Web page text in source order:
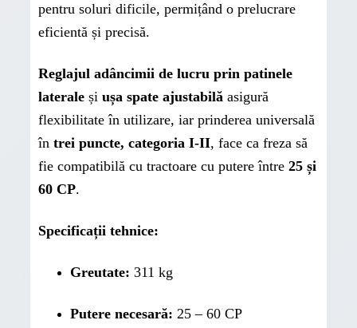
pentru soluri dificile, permițând o prelucrare
eficientă și precisă.
Reglajul adâncimii de lucru prin patinele
laterale și ușa spate ajustabilă asigură
flexibilitate în utilizare, iar prinderea universală
în trei puncte, categoria I-II, face ca freza să
fie compatibilă cu tractoare cu putere între 25 și
60 CP.
Specificații tehnice:
Greutate: 311 kg
Putere necesară: 25 – 60 CP